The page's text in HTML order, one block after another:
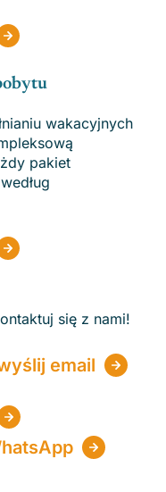
wakacyjnych
pakiet
się z nami!
email